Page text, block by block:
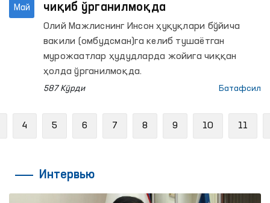
Май
чиқиб ўрганилмоқда
Олий Мажлиснинг Инсон ҳуқуқлари бўйича
вакили (омбудсман)га келиб тушаётган
мурожаатлар ҳудудларда жойига чиққан
ҳолда ўрганилмоқда.
587 Кўрди Батафсил
4 5 6 7 8 9 10 11
Интервью